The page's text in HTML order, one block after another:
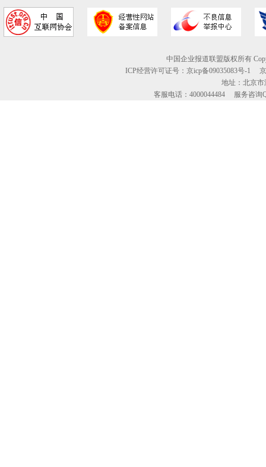
中国企业报道联盟版权所有
ICP经营许可证号：京icp备09035083号-1
地址：北京市
客服电话：4000044484 服务咨询